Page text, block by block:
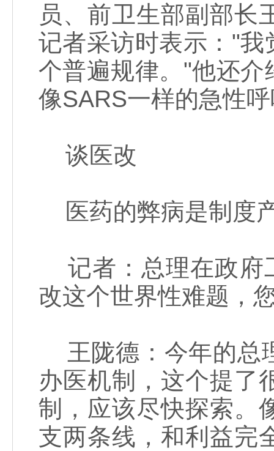
员、前卫生部副部长
记者采访时表示："
个普遍规律。"他还
像SARS一样的急性
谈医改
医药的弊病是制度
记者：总理在政府
改这个世界性难题，
王陇德：今年的总
办医机制，这个提了
制，应该尽快探索。
支两条线，和利益完